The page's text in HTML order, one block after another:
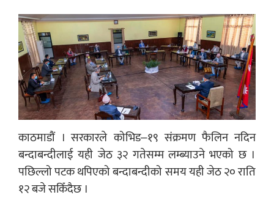
काठमाडौं । सरकारले कोभिड–१९ संक्रमण फैलिन नदिन
बन्दाबन्दीलाई यही जेठ ३२ गतेसम्म लम्ब्याउने भएको छ ।
पछिल्लो पटक थपिएको बन्दाबन्दीको समय यही जेठ २० राति
१२ बजे सकिँदैछ ।